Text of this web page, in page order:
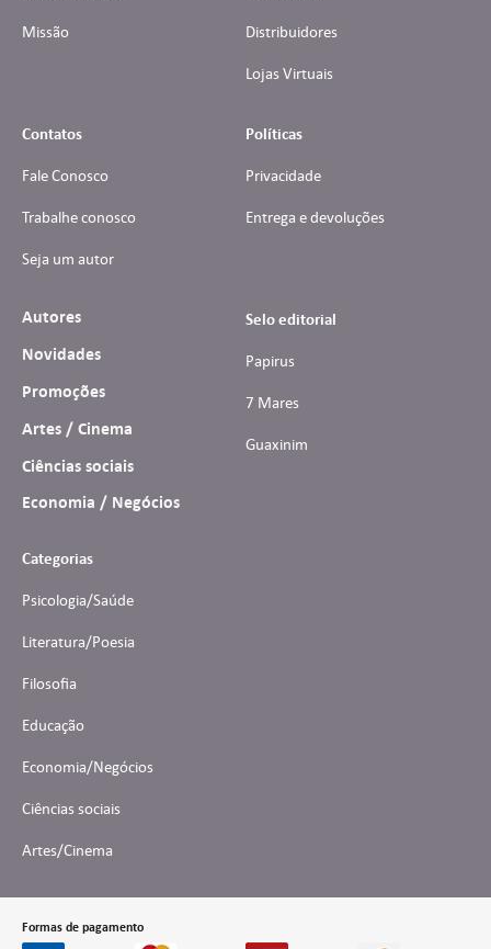
Missão Distribuidores
Lojas Virtuais
Contatos
Fale Conosco
Trabalhe conosco
Seja um autor
Políticas
Privacidade
Entrega e devoluções
Autores
Novidades
Promoções
Artes / Cinema
Ciências sociais
Economia / Negócios
Selo editorial
Papirus
7 Mares
Guaxinim
Categorias
Psicologia/Saúde
Literatura/Poesia
Filosofia
Educação
Economia/Negócios
Ciências sociais
Artes/Cinema
Formas de pagamento